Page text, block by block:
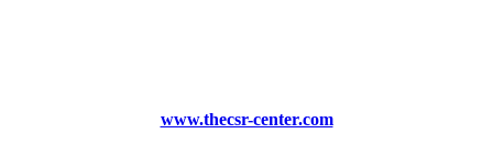
www.thecsr-center.com